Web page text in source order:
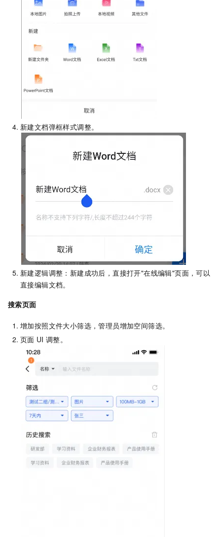
新建文档弹框样式调整。
新建逻辑调整：新建成功后，直接打开"在线编辑"页面，可以
直接编辑文档。
搜索页面
增加按照文件大小筛选，管理员增加空间筛选。
页面 UI 调整。